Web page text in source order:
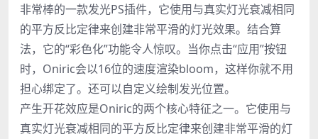
非常棒的一款发光PS插件，它使用与真实灯光衰减相同
的平方反比定律来创建非常平滑的灯光效果。结合算
法，它的“彩色化”功能令人惊叹。当你点击“应用”按钮
时，Oniric会以16位的速度渲染bloom，这样你就不用
担心绑定了。还可以自定义绘制发光位置。
产生开花效应是Oniric的两个核心特征之一。它使用与
真实灯光衰减相同的平方反比定律来创建非常平滑的灯